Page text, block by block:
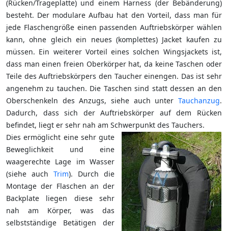
(Rücken/Trageplatte) und einem Harness (der Bebänderung)
besteht. Der modulare Aufbau hat den Vorteil, dass man für
jede Flaschengröße einen passenden Auftriebskörper wählen
kann, ohne gleich ein neues (komplettes) Jacket kaufen zu
müssen. Ein weiterer Vorteil eines solchen Wingsjackets ist,
dass man einen freien Oberkörper hat, da keine Taschen oder
Teile des Auftriebskörpers den Taucher einengen. Das ist sehr
angenehm zu tauchen. Die Taschen sind statt dessen an den
Oberschenkeln des Anzugs, siehe auch unter Tauchanzug.
Dadurch, dass sich der Auftriebskörper auf dem Rücken
befindet, liegt er sehr nah am Schwerpunkt des Tauchers.
Dies ermöglicht eine sehr gute
Beweglichkeit und eine
waagerechte Lage im Wasser
(siehe auch Trim). Durch die
Montage der Flaschen an der
Backplate liegen diese sehr
nah am Körper, was das
selbstständige Betätigen der